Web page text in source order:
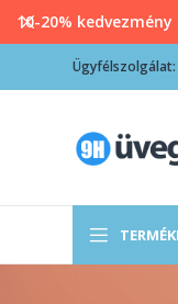
Ügyfélszolgálat:
10-20%